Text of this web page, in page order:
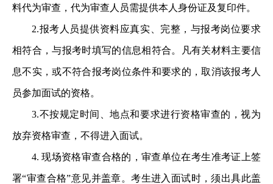
料代为审查，代为审查人员需提供本人身份证及复印件。
2.报考人员提供资料应真实、完整，与报考岗位要求
相符合，与报考时填写的信息相符合。凡有关材料主要信
息不实，或不符合报考岗位条件和要求的，取消该报考人
员参加面试的资格。
3.不按规定时间、地点和要求进行资格审查的，视为
放弃资格审查，不得进入面试。
4. 现场资格审查合格的，审查单位在考生准考证上签
署“审查合格”意见并盖章。考生进入面试时，须出具此盖